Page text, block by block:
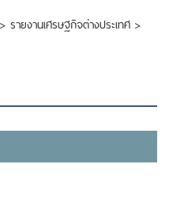
> รายงานเศรษฐกิจต่างประเทศ >